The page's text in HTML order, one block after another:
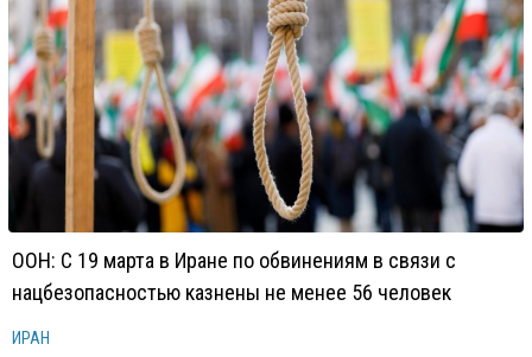
ООН: С 19 марта в Иране по обвинениям в связи с
нацбезопасностью казнены не менее 56 человек
ИРАН